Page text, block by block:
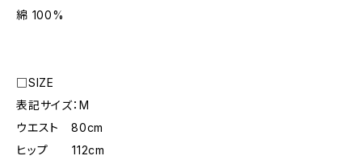
綿 100%
□SIZE
表記サイズ：M
ウエスト 80cm
ヒップ 112cm